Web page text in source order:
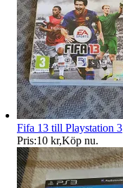
Fifa 13 till Playstation 3
Pris:10 kr,Köp nu.